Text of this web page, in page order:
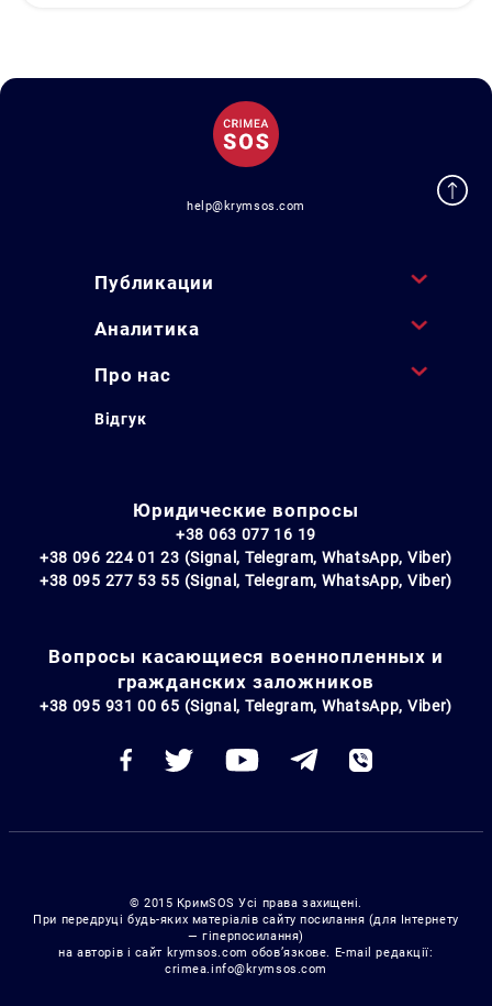
help@krymsos.com
Публикации
Аналитика
Про нас
Відгук
Юридические вопросы
+38 063 077 16 19
+38 096 224 01 23 (Signal, Telegram, WhatsApp, Viber)
+38 095 277 53 55 (Signal, Telegram, WhatsApp, Viber)
Вопросы касающиеся военнопленных и
гражданских заложников
+38 095 931 00 65 (Signal, Telegram, WhatsApp, Viber)
© 2015 КримSOS Усі права захищені.
При передруці будь-яких матеріалів сайту посилання (для Інтернету
— гіперпосилання)
на авторів і сайт krymsos.com обов’язкове. E-mail редакції:
crimea.info@krymsos.com